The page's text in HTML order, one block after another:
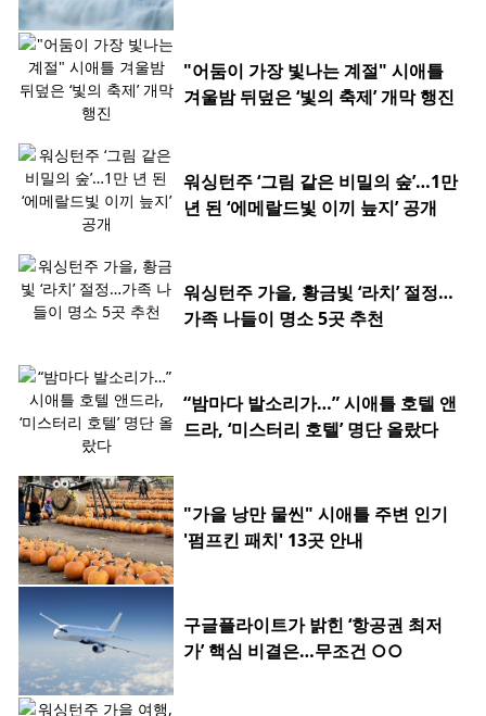
"어둠이 가장 빛나는 계절" 시애틀
겨울밤 뒤덮은 ‘빛의 축제’ 개막 행진
워싱턴주 ‘그림 같은 비밀의 숲’…1만
년 된 ‘에메랄드빛 이끼 늪지’ 공개
워싱턴주 가을, 황금빛 ‘라치’ 절정…
가족 나들이 명소 5곳 추천
“밤마다 발소리가…” 시애틀 호텔 앤
드라, ‘미스터리 호텔’ 명단 올랐다
"가을 낭만 물씬" 시애틀 주변 인기
'펌프킨 패치' 13곳 안내
구글플라이트가 밝힌 ‘항공권 최저
가’ 핵심 비결은…무조건 ○○